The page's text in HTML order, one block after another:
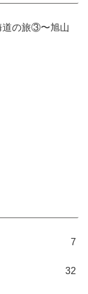
道の旅③〜旭山
7
32